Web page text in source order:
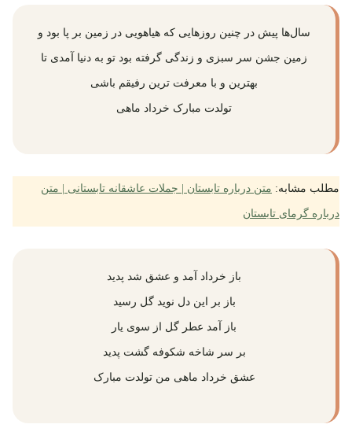
سال‌ها پیش در چنین روزهایی که هیاهویی در زمین بر پا بود و
زمین جشن سر سبزی و زندگی گرفته بود تو به دنیا آمدی تا
بهترین و با معرفت ترین رفیقم باشی
تولدت مبارک خرداد ماهی
مطلب مشابه: متن درباره تابستان | جملات عاشقانه تابستانی | متن
درباره گرمای تابستان
باز خرداد آمد و عشق شد پدید
باز بر این دل نوید گل رسید
باز آمد عطر گل از سوی یار
بر سر شاخه شکوفه گشت پدید
عشق خرداد ماهی من تولدت مبارک